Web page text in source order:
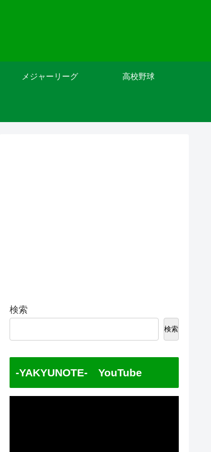
メジャーリーグ 高校野球
検索
検索
-YAKYUNOTE- YouTube